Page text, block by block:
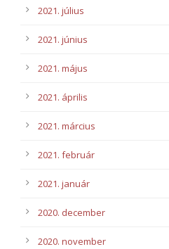
2021. július
2021. június
2021. május
2021. április
2021. március
2021. február
2021. január
2020. december
2020. november